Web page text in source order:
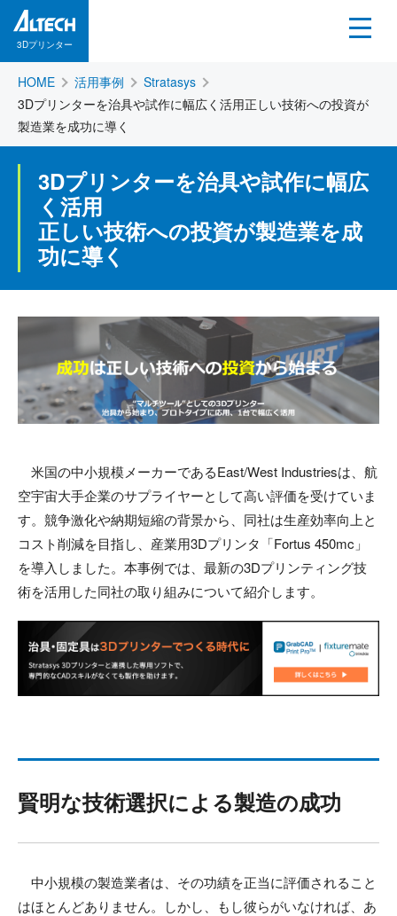
3Dプリンター
HOME 活用事例
Stratasys
3Dプリンターを治具や試作に幅広く活用正しい技術への投資が
製造業を成功に導く
3Dプリンターを治具や試作に幅広
く活用
正しい技術への投資が製造業を成
功に導く
米国の中小規模メーカーであるEast/West Industriesは、航
空宇宙大手企業のサプライヤーとして高い評価を受けていま
す。競争激化や納期短縮の背景から、同社は生産効率向上と
コスト削減を目指し、産業用3Dプリンタ「Fortus 450mc」
を導入しました。本事例では、最新の3Dプリンティング技
術を活用した同社の取り組みについて紹介します。
賢明な技術選択による製造の成功
中小規模の製造業者は、その功績を正当に評価されること
はほとんどありません。しかし、もし彼らがいなければ、あ